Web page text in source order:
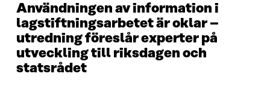
Användningen av information i
lagstiftningsarbetet är oklar –
utredning föreslår experter på
utveckling till riksdagen och
statsrådet